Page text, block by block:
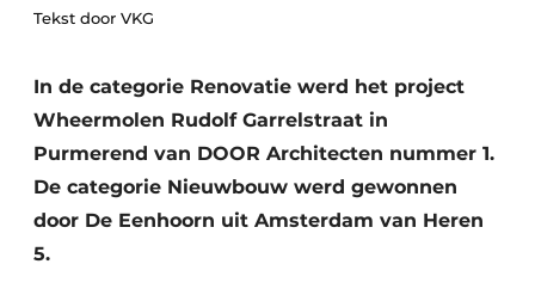
Privacy / Cookie statement
Vacatures
Video’s
Tekst door VKG
In de categorie Renovatie werd het project
Wheermolen Rudolf Garrelstraat in
Purmerend van DOOR Architecten nummer 1.
De categorie Nieuwbouw werd gewonnen
door De Eenhoorn uit Amsterdam van Heren
5.